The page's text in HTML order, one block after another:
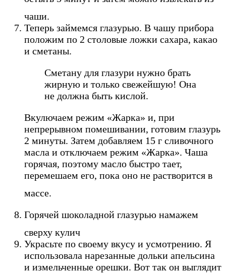
чаши.
Теперь займемся глазурью. В чашу прибора
положим по 2 столовые ложки сахара, какао
и сметаны.
Сметану для глазури нужно брать
жирную и только свежейшую! Она
не должна быть кислой.
Вкулючаем режим «Жарка» и, при
непрерывном помешивании, готовим глазурь
2 минуты. Затем добавляем 15 г сливочного
масла и отключаем режим «Жарка». Чаша
горячая, поэтому масло быстро тает,
перемешаем его, пока оно не растворится в
массе.
Горячей шоколадной глазурью намажем
сверху кулич
Украсьте по своему вкусу и усмотрению. Я
использовала нарезанные дольки апельсина
и измельченные орешки. Вот так он выглядит